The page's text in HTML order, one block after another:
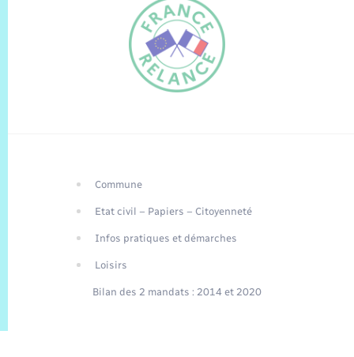
Traduction du
EN
Commune
Etat civil – Papiers – Citoyenneté
Infos pratiques et démarches
Loisirs
Bilan des 2 mandats : 2014 et 2020